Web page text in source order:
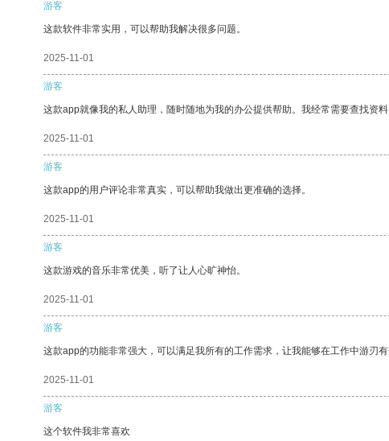
游客
这款软件非常实用，可以帮助我解决很多问题。
2025-11-01
游客
这款app就像我的私人助理，随时随地为我的办公提供帮助。我经常需要查找资
2025-11-01
游客
这款app的用户评论非常真实，可以帮助我做出更准确的选择。
2025-11-01
游客
这款游戏的音乐非常优美，听了让人心旷神怡。
2025-11-01
游客
这款app的功能非常强大，可以满足我所有的工作需求，让我能够在工作中游刃有
2025-11-01
游客
这个软件我非常喜欢